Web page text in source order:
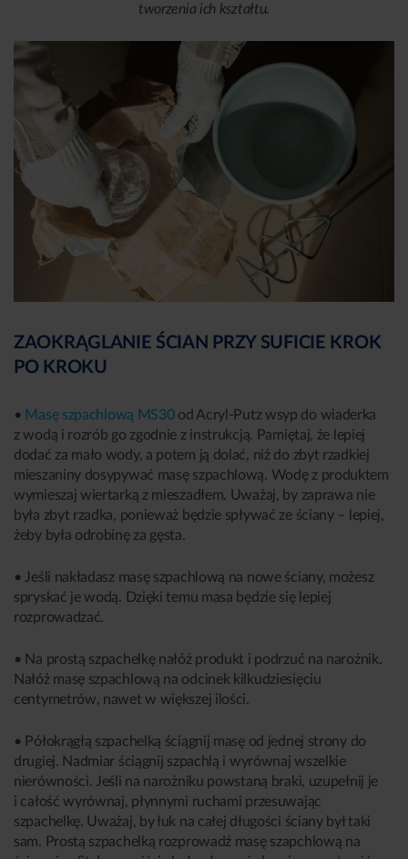
tworzenia ich kształtu.
ZAOKRĄGLANIE ŚCIAN PRZY SUFICIE KROK
PO KROKU
• Masę szpachlową MS30od Acryl-Putz wsyp do wiaderka
z wodą i rozrób go zgodnie z instrukcją. Pamiętaj, że lepiej
dodać za mało wody, a potem ją dolać, niż do zbyt rzadkiej
mieszaniny dosypywać masę szpachlową. Wodę z produktem
wymieszaj wiertarką z mieszadłem. Uważaj, by zaprawa nie
była zbyt rzadka, ponieważ będzie spływać ze ściany – lepiej,
żeby była odrobinę za gęsta.
• Jeśli nakładasz masę szpachlową na nowe ściany, możesz
spryskać je wodą. Dzięki temu masa będzie się lepiej
rozprowadzać.
• Na prostą szpachelkę nałóż produkt i podrzuć na narożnik.
Nałóż masę szpachlową na odcinek kilkudziesięciu
centymetrów, nawet w większej ilości.
• Półokrągłą szpachelką ściągnij masę od jednej strony do
drugiej. Nadmiar ściągnij szpachlą i wyrównaj wszelkie
nierówności. Jeśli na narożniku powstaną braki, uzupełnij je
i całość wyrównaj, płynnymi ruchami przesuwając
szpachelkę. Uważaj, by łuk na całej długości ściany był taki
sam. Prostą szpachelką rozprowadź masę szapchlową na